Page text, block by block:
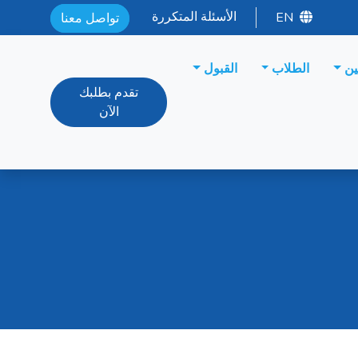
EN الأسئلة المتكررة تواصل معنا
الطلاب
القبول
تقدم بطلبك
الآن